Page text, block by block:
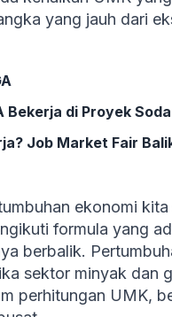
yang jauh dari
Bekerja di Proyek
Job Market Fair
ekonomi
formula yang
berbalik.
sektor minyak dan
perhitungan UMK,